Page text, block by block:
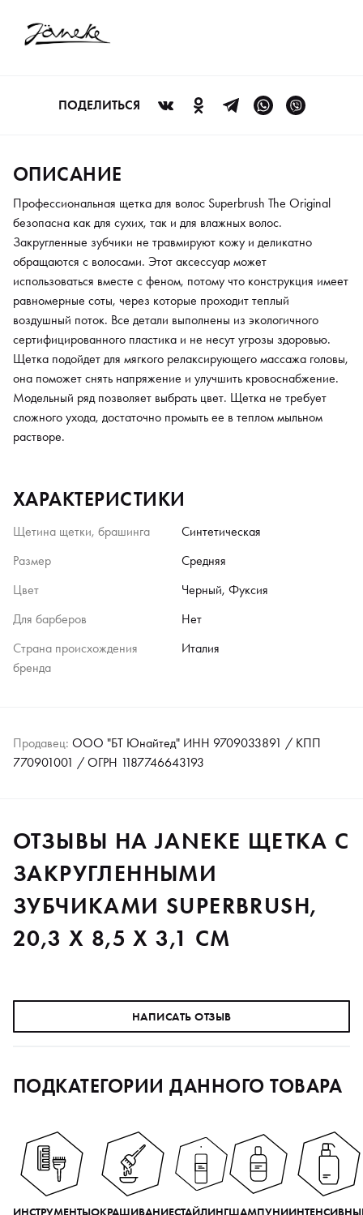
воздушный поток. Все детали выполнены из экологичного
сертифицированного пластика и не несут угрозы здоровью.
Модельный ряд позволяет выбрать цвет. Щетка не требует
сложного ухода, достаточно промыть ее в теплом мыльном
ПОДЕЛИТЬСЯ
ОПИСАНИЕ
Профессиональная щетка для волос Superbrush The Original
безопасна как для сухих, так и для влажных волос.
Закругленные зубчики не травмируют кожу и деликатно
обращаются с волосами. Этот аксессуар может
использоваться вместе с феном, потому что конструкция имеет
равномерные соты, через которые проходит теплый
воздушный поток. Все детали выполнены из экологичного
сертифицированного пластика и не несут угрозы здоровью.
Щетка подойдет для мягкого релаксирующего массажа головы,
она поможет снять напряжение и улучшить кровоснабжение.
Модельный ряд позволяет выбрать цвет. Щетка не требует
сложного ухода, достаточно промыть ее в теплом мыльном
растворе.
ХАРАКТЕРИСТИКИ
Щетина щетки, брашинга
Синтетическая
Размер
Средняя
Цвет
Черный, Фуксия
Для барберов
Нет
Страна происхождения
бренда
Италия
Продавец: ООО "БТ Юнайтед" ИНН 9709033891 / КПП
770901001 / ОГРН 1187746643193
ОТЗЫВЫ НА JANEKE ЩЕТКА С
ЗАКРУГЛЕННЫМИ
ЗУБЧИКАМИ SUPERBRUSH,
20,3 X 8,5 X 3,1 СМ
НАПИСАТЬ ОТЗЫВ
ПОДКАТЕГОРИИ ДАННОГО ТОВАРА
ИНСТРУМЕНТЫОКРАШИВАНИЕСТАЙЛИНГШАМПУНИ